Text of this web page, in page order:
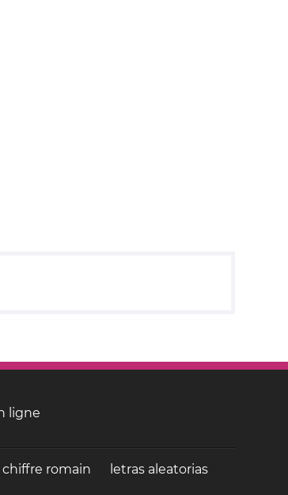
ligne
romain letras aleatorias